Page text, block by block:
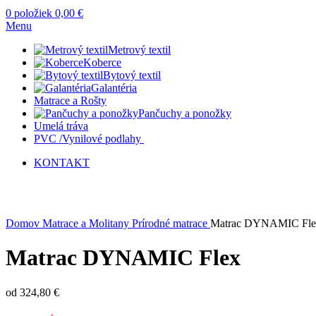
0 položiek 0,00 €
Menu
Metrový textil
Koberce
Bytový textil
Galantéria
Matrace a Rošty
Pančuchy a ponožky
Umelá tráva
PVC /Vynilové podlahy
KONTAKT
Domov Matrace a Molitany Prírodné matrace Matrac DYNAMIC
Matrac DYNAMIC Flex
od 324,80 €